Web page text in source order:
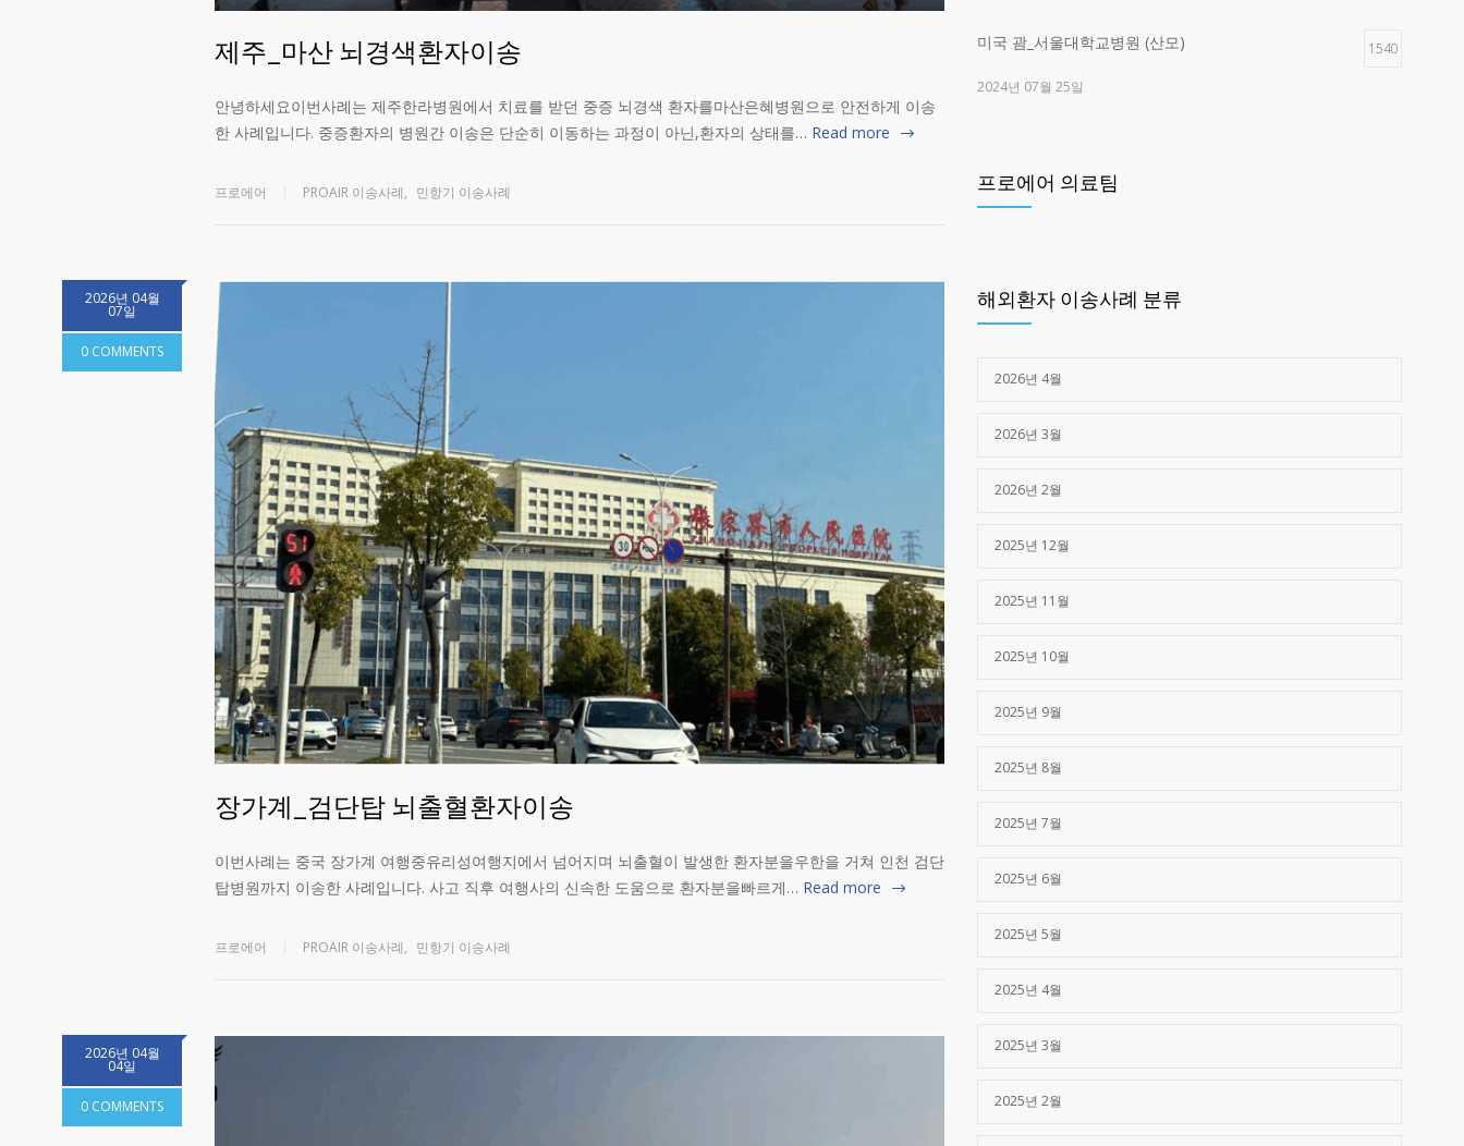
제주_마산 뇌경색환자이송
안녕하세요이번사례는 제주한라병원에서 치료를 받던 중증 뇌경색 환자를마산은혜병원으로 안전하게 이송
한 사례입니다. 중증환자의 병원간 이송은 단순히 이동하는 과정이 아닌,환자의 상태를… Read more
프로에어 PROAIR 이송사례, 민항기 이송사례
2026년 04월
07일
0 COMMENTS
장가계_검단탑 뇌출혈환자이송
이번사례는 중국 장가계 여행중유리성여행지에서 넘어지며 뇌출혈이 발생한 환자분을우한을 거쳐 인천 검단
탑병원까지 이송한 사례입니다. 사고 직후 여행사의 신속한 도움으로 환자분을빠르게… Read more
프로에어 PROAIR 이송사례, 민항기 이송사례
2026년 04월
04일
0 COMMENTS
미국 괌_서울대학교병원 (산모) 1540
2024년 07월 25일
2025년 03월 28일
프로에어 의료팀
해외환자 이송사례 분류
2026년 4월
2026년 3월
2026년 2월
2025년 12월
2025년 11월
2025년 10월
2025년 9월
2025년 8월
2025년 7월
2025년 6월
2025년 5월
2025년 4월
2025년 3월
2025년 2월